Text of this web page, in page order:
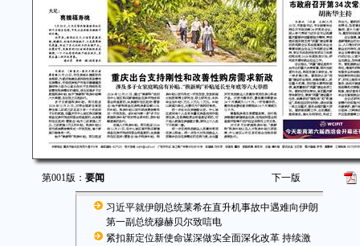
第001版： 要闻 下一版
习近平就伊朗总统莱希在直升机事故中遇难向伊朗
第一副总统穆赫贝尔致唁电
紧扣新定位新使命谋深做实全面深化改革 持续激